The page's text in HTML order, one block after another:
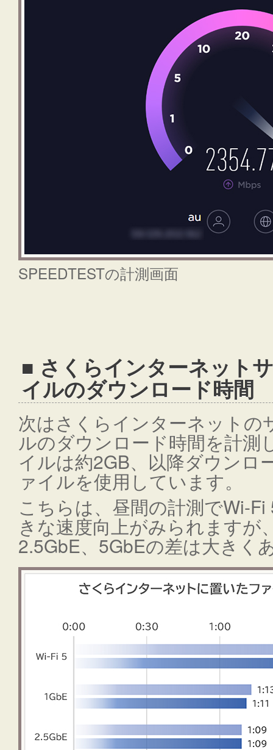
SPEEDTESTの計測画面
■ さくらインターネット
イルのダウンロード時間
次はさくらインターネットの
ルのダウンロード時間を計測
イルは約2GB、以降ダウンロ
ァイルを使用しています。
こちらは、昼間の計測でWi-
きな速度向上がみられますが
2.5GbE、5GbEの差は大きく